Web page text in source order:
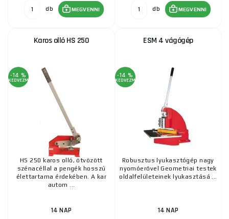
db MEGVENNI db MEGVENNI
Karos olló HS 250
-14 %
KEDVEZMÉNY
HS 250 karos olló, ötvözött
szénacéllal a pengék hosszú
élettartama érdekében. A kar
autom ...
14 NAP
ESM 4 vágógép
-14 %
KEDVEZMÉNY
Robusztus lyukasztógép nagy
nyomóerővel Geometriai testek
oldalfelületeinek lyukasztásá ...
14 NAP